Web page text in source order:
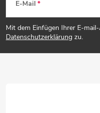
u
ß
E-Mail
Mit dem Einfügen Ihrer E-
Datenschutzerklärung zu.